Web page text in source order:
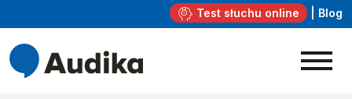
Test słuchu online Blog